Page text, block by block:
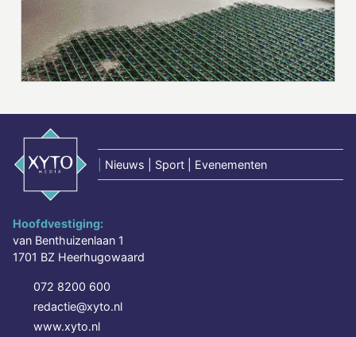
Nieuws | Sport | Evenementen
Hoofdvestiging:
van Benthuizenlaan 1
1701 BZ Heerhugowaard
072 8200 600
redactie@xyto.nl
www.xyto.nl